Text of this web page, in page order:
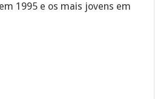
1995 e os mais jovens em